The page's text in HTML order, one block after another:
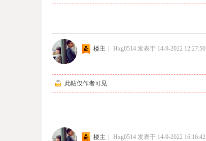
楼主 | Hxg0514 发表于 14-9-2022 12:27:50
此帖仅作者可见
楼主 | Hxg0514 发表于 14-9-2022 16:16:42